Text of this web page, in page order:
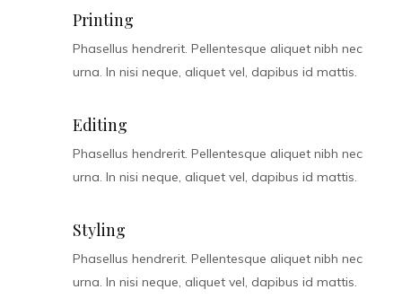
Printing
Phasellus hendrerit. Pellentesque aliquet nibh nec
urna. In nisi neque, aliquet vel, dapibus id mattis.
Editing
Phasellus hendrerit. Pellentesque aliquet nibh nec
urna. In nisi neque, aliquet vel, dapibus id mattis.
Styling
Phasellus hendrerit. Pellentesque aliquet nibh nec
urna. In nisi neque, aliquet vel, dapibus id mattis.